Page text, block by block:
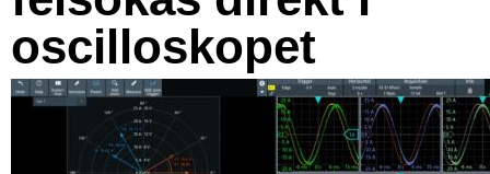
oscilloskopet